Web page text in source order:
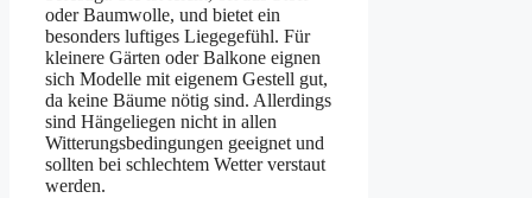
oder Baumwolle, und bietet ein
besonders luftiges Liegegefühl. Für
kleinere Gärten oder Balkone eignen
sich Modelle mit eigenem Gestell gut,
da keine Bäume nötig sind. Allerdings
sind Hängeliegen nicht in allen
Witterungsbedingungen geeignet und
sollten bei schlechtem Wetter verstaut
werden.